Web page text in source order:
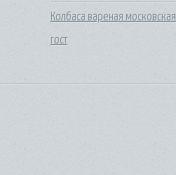
Колбаса вареная московская
гост